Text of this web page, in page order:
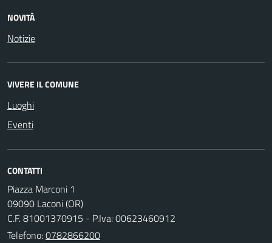
NOVITÀ
Notizie
VIVERE IL COMUNE
Luoghi
Eventi
CONTATTI
Piazza Marconi 1
09090 Laconi (OR)
C.F. 81001370915 - P.Iva: 00623460912
Telefono:0782866200